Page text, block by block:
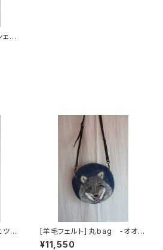
ェッ
ツ
[羊毛フェルト] 丸bag -オオカ
ミ-
¥11,550